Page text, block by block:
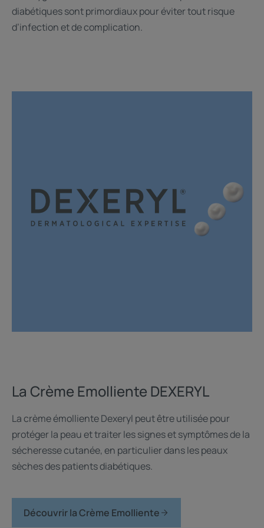
diabétiques sont primordiaux pour éviter tout risque
d’infection et de complication.
La Crème Emolliente DEXERYL
La crème émolliente Dexeryl peut être utilisée pour
protéger la peau et traiter les signes et symptômes de la
sécheresse cutanée, en particulier dans les peaux
sèches des patients diabétiques.
Découvrir la Crème Emolliente